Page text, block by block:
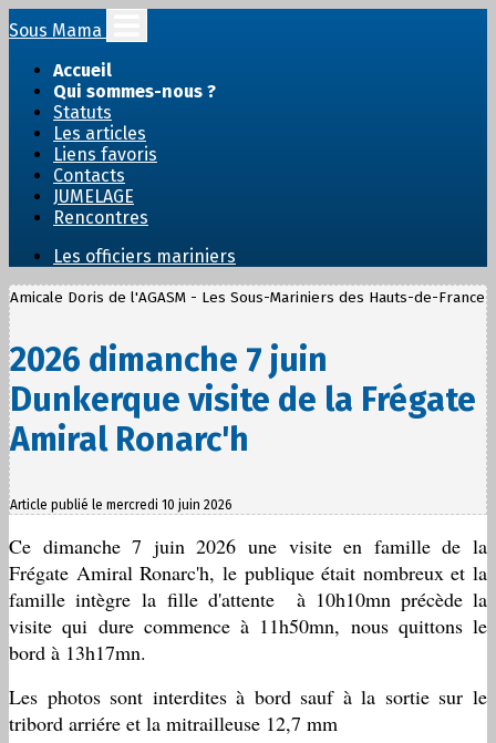
Sous Mama
Accueil
Qui sommes-nous ?
Statuts
Les articles
Liens favoris
Contacts
JUMELAGE
Rencontres
Les officiers mariniers
Amicale Doris de l'AGASM - Les Sous-Mariniers des Hauts-de-France
2026 dimanche 7 juin
Dunkerque visite de la Frégate
Amiral Ronarc'h
Article publié le mercredi 10 juin 2026
Ce dimanche 7 juin 2026 une visite en famille de la
Frégate Amiral Ronarc'h, le publique était nombreux et la
famille intègre la fille d'attente à 10h10mn précède la
visite qui dure commence à 11h50mn, nous quittons le
bord à 13h17mn.
Les photos sont interdites à bord sauf à la sortie sur le
tribord arriére et la mitrailleuse 12,7 mm